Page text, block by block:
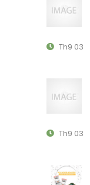
Th9 03
Th9 03